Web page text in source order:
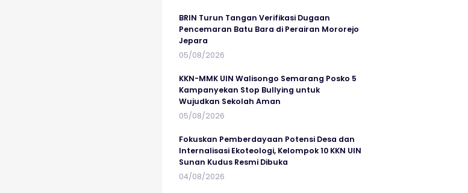
BRIN Turun Tangan Verifikasi Dugaan
Pencemaran Batu Bara di Perairan Mororejo
Jepara
05/08/2026
KKN-MMK UIN Walisongo Semarang Posko 5
Kampanyekan Stop Bullying untuk
Wujudkan Sekolah Aman
05/08/2026
Fokuskan Pemberdayaan Potensi Desa dan
Internalisasi Ekoteologi, Kelompok 10 KKN UIN
Sunan Kudus Resmi Dibuka
04/08/2026